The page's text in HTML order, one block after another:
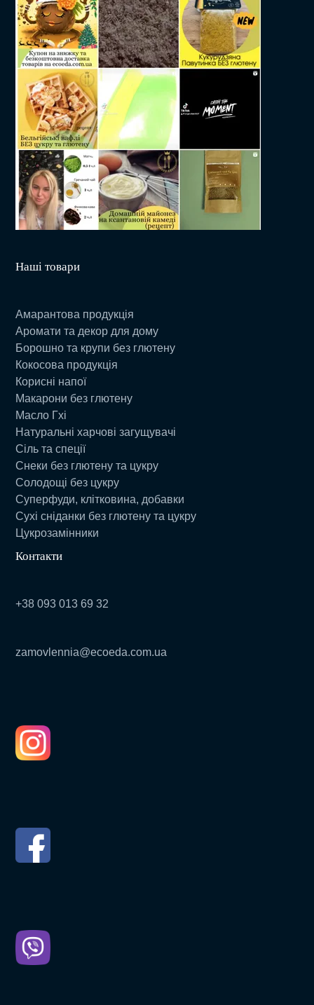
Наші товари
Амарантова продукція
Аромати та декор для дому
Борошно та крупи без глютену
Кокосова продукція
Корисні напої
Макарони без глютену
Масло Гхі
Натуральні харчові загущувачі
Сіль та спеції
Снеки без глютену та цукру
Солодощі без цукру
Суперфуди, клітковина, добавки
Сухі сніданки без глютену та цукру
Цукрозамінники
Контакти
+38 093 013 69 32
zamovlennia@ecoeda.com.ua